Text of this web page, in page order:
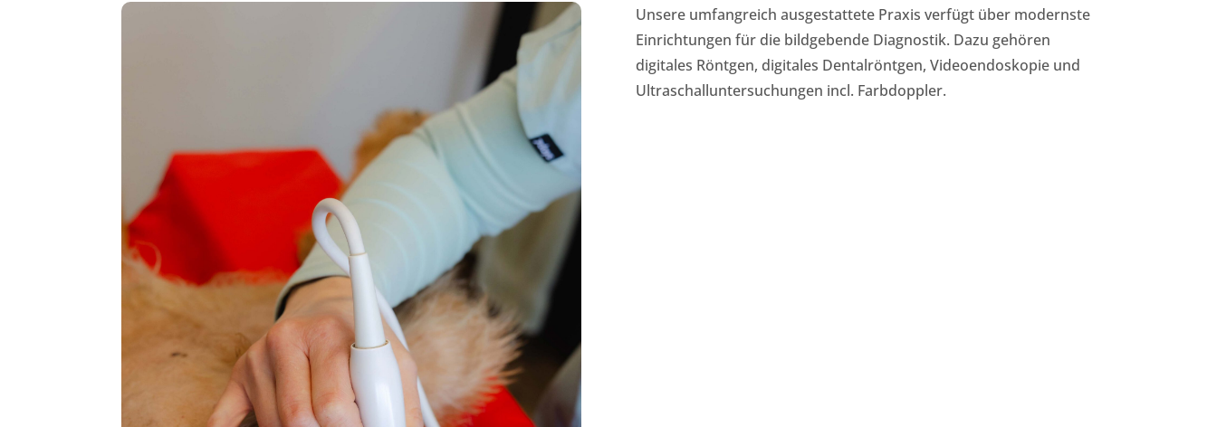
Unsere umfangreich ausgestattete Praxis verfügt über modernste
Einrichtungen für die bildgebende Diagnostik. Dazu gehören
digitales Röntgen, digitales Dentalröntgen, Videoendoskopie und
Ultraschalluntersuchungen incl. Farbdoppler.